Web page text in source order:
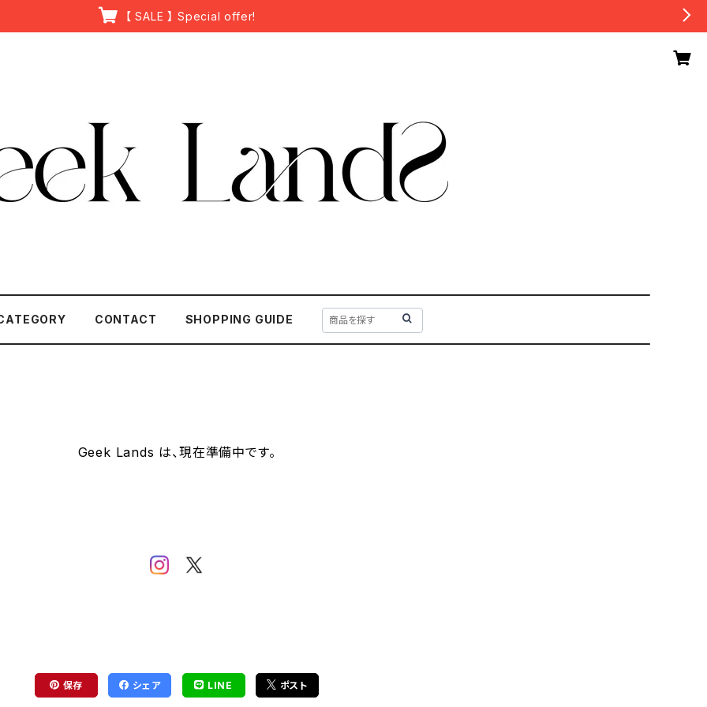
【 SALE 】 Special offer!
CONTACT SHOPPING GUIDE
Geek Lands は、現在準備中です。
保存 シェア LINE ポスト